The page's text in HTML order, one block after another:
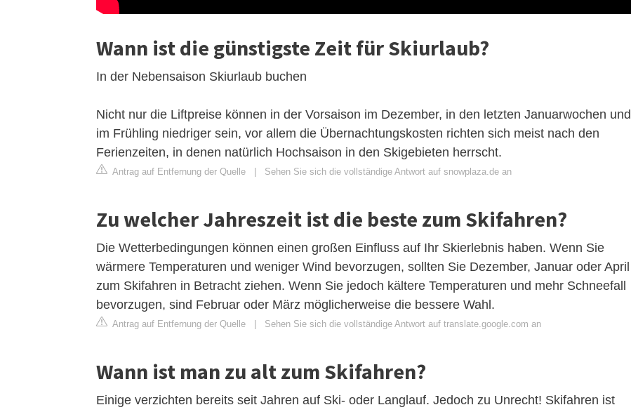
Wann ist die günstigste Zeit für Skiurlaub?
In der Nebensaison Skiurlaub buchen
Nicht nur die Liftpreise können in der Vorsaison im Dezember, in den letzten Januarwochen und
im Frühling niedriger sein, vor allem die Übernachtungskosten richten sich meist nach den
Ferienzeiten, in denen natürlich Hochsaison in den Skigebieten herrscht.
Antrag auf Entfernung der Quelle | Sehen Sie sich die vollständige Antwort auf snowplaza.de an
Zu welcher Jahreszeit ist die beste zum Skifahren?
Die Wetterbedingungen können einen großen Einfluss auf Ihr Skierlebnis haben. Wenn Sie
wärmere Temperaturen und weniger Wind bevorzugen, sollten Sie Dezember, Januar oder April
zum Skifahren in Betracht ziehen. Wenn Sie jedoch kältere Temperaturen und mehr Schneefall
bevorzugen, sind Februar oder März möglicherweise die bessere Wahl.
Antrag auf Entfernung der Quelle | Sehen Sie sich die vollständige Antwort auf translate.google.com an
Wann ist man zu alt zum Skifahren?
Einige verzichten bereits seit Jahren auf Ski- oder Langlauf. Jedoch zu Unrecht! Skifahren ist